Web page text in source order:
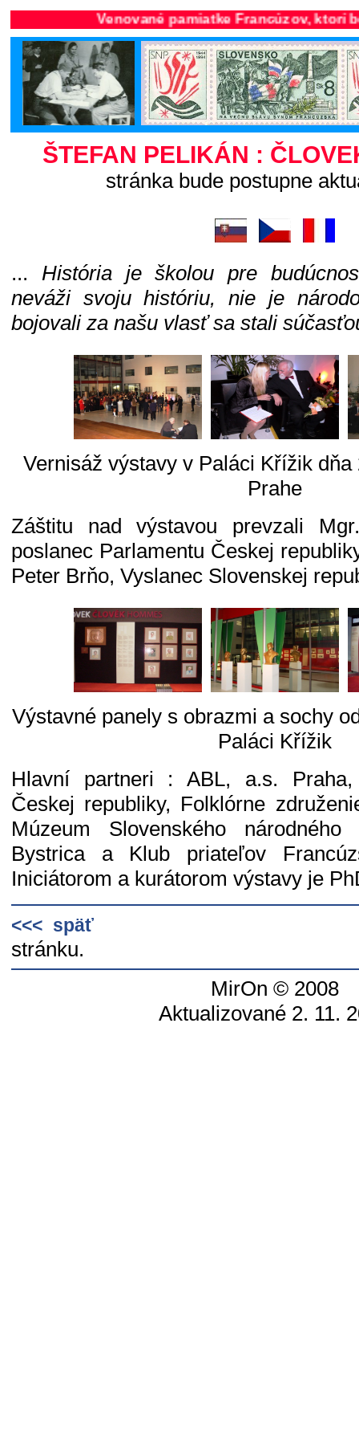
Venované pamiatke Francúzov, ktorí
ŠTEFAN PELIKÁN :
stránka bude postupne
... História je školou pre
neváži svoju históriu, nie je
bojovali za našu vlasť sa stali
Vernisáž výstavy v Paláci Křížik dňa
Prahe
Záštitu nad výstavou prevzali
poslanec Parlamentu Českej
Peter Brňo, Vyslanec Slovenskej
Výstavné panely s obrazmi a sochy
Paláci Křížik
Hlavní partneri : ABL, a.s. Praha,
Českej republiky, Folklórne
Múzeum Slovenského národného
Bystrica a Klub priateľov
Iniciátorom a kurátorom výstavy je
<<< späť
stránku.
MirOn © 2008
Aktualizované 2. 11.